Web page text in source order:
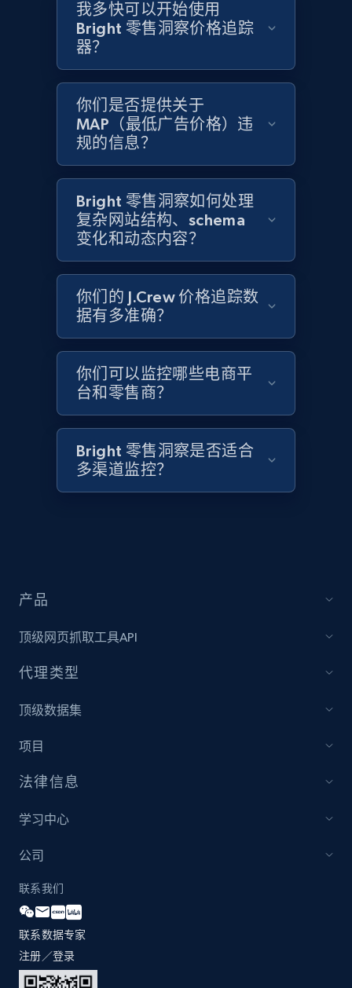
Title, Seller name, Brand, Description, Initial
price, Currency, Availability, Reviews count, and
Amazon products global dataset -
Collecting products by keyword search
Title, Seller name, Brand, Description, Initial
price, Currency, Availability, Reviews count, and
2.1K+ 立即开始
Amazon products global dataset - Collects
products by best sellers category URL
Title, Seller name, Brand, Description, Initial
more.
2.1K+
products from Brands URLs
price, Currency, Availability, Reviews count, and
Home Depot US
URL, Domain, Country code, Model number,
我多快可以开始使用
Bright 零售洞察价格追踪
器？
你们是否提供关于
MAP（最低广告价格）违
规的信息？
Bright 零售洞察如何处理
复杂网站结构、schema
变化和动态内容？
你们的 J.Crew 价格追踪数
据有多准确？
你们可以监控哪些电商平
台和零售商？
Bright 零售洞察是否适合
多渠道监控？
产品
顶级网页抓取工具API
代理类型
顶级数据集
项目
法律信息
学习中心
公司
联系我们
联系数据专家
注册／登录